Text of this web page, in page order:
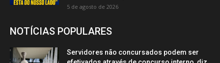
5 de agosto de 2026
NOTÍCIAS POPULARES
Servidores não concursados podem ser